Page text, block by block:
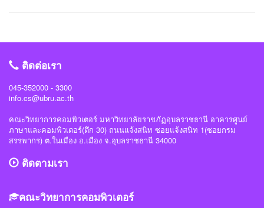
24 สถาบันการศึกษา รวมทีมมาเข้าร่วมทำการแข่งขันในโครงการจำนวน 60 ทีม
#มหาวิทยาลัยราชภัฏอุบลราชธานี
ติดต่อเรา
045-352000 - 3300
info.cs@ubru.ac.th
คณะวิทยาการคอมพิวเตอร์ มหาวิทยาลัยราชภัฏอุบลราชธานี อาคารศูนย์
ภาษาและคอมพิวเตอร์(ตึก 30) ถนนแจ้งสนิท ซอยแจ้งสนิท 1(ซอยกรม
สรรพากร) ต.ในเมือง อ.เมือง จ.อุบลราชธานี 34000
ติดตามเรา
คณะวิทยาการคอมพิวเตอร์